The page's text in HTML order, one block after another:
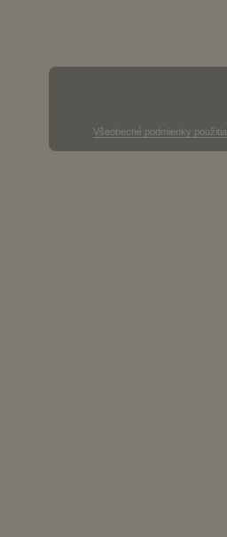
Všeobecné podmienky použitia